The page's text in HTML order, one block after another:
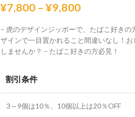
¥7,800 – ¥9,800
– 虎のデザインジッポーで、たばこ好き
ザインで一目置かれること間違いなし！
しませんか？ – たばこ好きの方必見！
割引条件
3～9個は10％、10個以上は20％OFF